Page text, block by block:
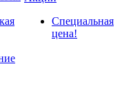
Специальная
цена!